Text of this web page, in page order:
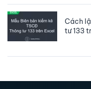
Cách
tư 133